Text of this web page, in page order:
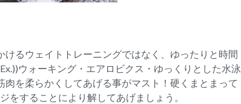
けるウェイトトレーニングではなく、ゆったりと時間
ウォーキング・エアロビクス・ゆっくりとした水泳
肉を柔らかくしてあげる事がマスト！硬くまとまって
をすることにより解してあげましょう。